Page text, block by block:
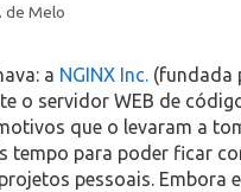
de Melo
a NGINX Inc. (fundada
o servidor WEB de
que o levaram a
tempo para poder ficar
pessoais. Embora